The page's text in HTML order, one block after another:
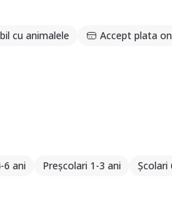
pentru copii, care să îi
cu animalele Accept plata
6 ani Preșcolari 1-3 ani Școlari